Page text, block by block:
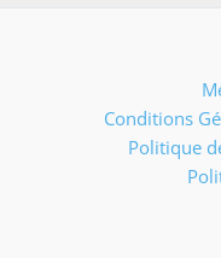
Conditions
Politique